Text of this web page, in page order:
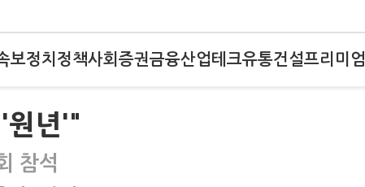
보정치 정책사회 증권금융산업테크유통건설프리미엄
원년'"
참석